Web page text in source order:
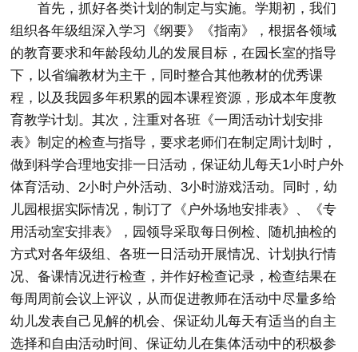
首先，抓好各类计划的制定与实施。学期初，我们
组织各年级组深入学习《纲要》《指南》，根据各领域
的教育要求和年龄段幼儿的发展目标，在园长室的指导
下，以省编教材为主干，同时整合其他教材的优秀课
程，以及我园多年积累的园本课程资源，形成本年度教
育教学计划。其次，注重对各班《一周活动计划安排
表》制定的检查与指导，要求老师们在制定周计划时，
做到科学合理地安排一日活动，保证幼儿每天1小时户外
体育活动、2小时户外活动、3小时游戏活动。同时，幼
儿园根据实际情况，制订了《户外场地安排表》、《专
用活动室安排表》，园领导采取每日例检、随机抽检的
方式对各年级组、各班一日活动开展情况、计划执行情
况、备课情况进行检查，并作好检查记录，检查结果在
每周周前会议上评议，从而促进教师在活动中尽量多给
幼儿发表自己见解的机会、保证幼儿每天有适当的自主
选择和自由活动时间、保证幼儿在集体活动中的积极参